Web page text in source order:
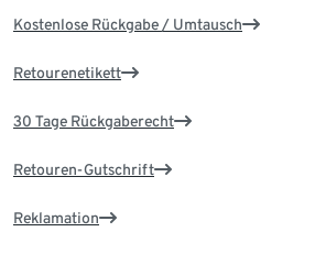
Kostenlose Rückgabe / Umtausch
Retourenetikett
30 Tage Rückgaberecht
Retouren-Gutschrift
Reklamation